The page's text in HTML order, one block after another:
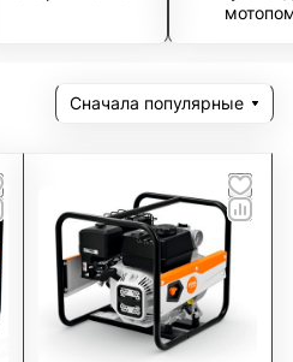
Сначала популярные